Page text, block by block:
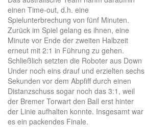
einen Time-out, d.h. eine
Spielunterbrechung von fünf Minuten.
Zurück im Spiel gelang es ihnen, eine
Minute vor Ende der zweiten Halbzeit
erneut mit 2:1 in Führung zu gehen.
Schließlich setzten die Roboter aus Down
Under noch eins drauf und erzielten sechs
Sekunden vor dem Abpfiff durch einen
Distanzschuss sogar noch das 3:1, weil
der Bremer Torwart den Ball erst hinter
der Linie aufhalten konnte. Insgesamt war
es ein packendes Finale.